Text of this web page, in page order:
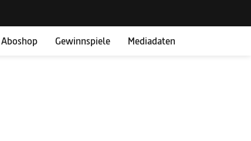
Aboshop Gewinnspiele Mediadaten